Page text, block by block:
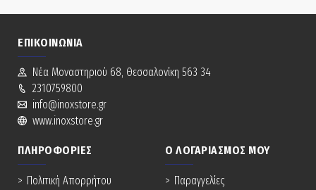
ΕΠΙΚΟΙΝΩΝΊΑ
Νέα Mοναστηριού 68, Θεσσαλονίκη 563 34
2310759800
info@inoxstore.gr
www.inoxstore.gr
ΠΛΗΡΟΦΟΡΊΕΣ
Πολιτική Απορρήτου
Ο ΛΟΓΑΡΙΑΣΜΌΣ ΜΟΥ
Παραγγελίες